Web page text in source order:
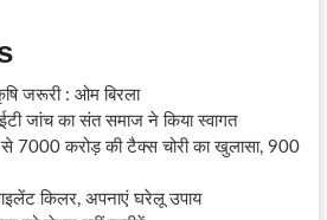
जरूरी : ओम बिरला
जांच का संत समाज ने किया स्वागत
7000 करोड़ की टैक्स चोरी का खुलासा, 900
किलर, अपनाएं घरेलू उपाय